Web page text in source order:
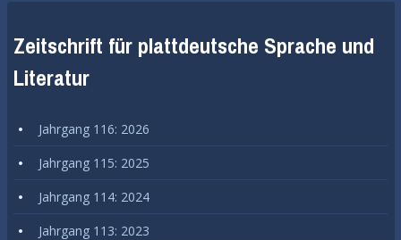
Zeitschrift für plattdeutsche Sprache und
Literatur
Jahrgang 116: 2026
Jahrgang 115: 2025
Jahrgang 114: 2024
Jahrgang 113: 2023